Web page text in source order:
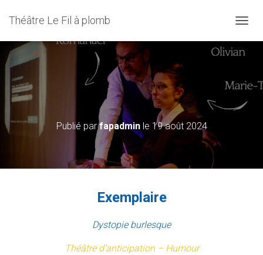
Théâtre Le Fil à plomb
É
P
E
L
Exemplaire – Du mercredi 6 au
samedi 9 novembre 2024 à 21h
Publié parfapadminle 19 août 2024
Exemplaire
Dystopie burlesque
Théâtre d’anticipation – Humour